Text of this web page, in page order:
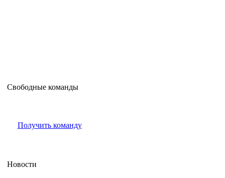
Свободные команды
Получить команду
Новости